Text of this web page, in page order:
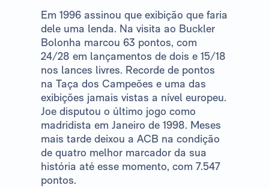
Em 1996 assinou que exibição que faria
dele uma lenda. Na visita ao Buckler
Bolonha marcou 63 pontos, com
24/28 em lançamentos de dois e 15/18
nos lances livres. Recorde de pontos
na Taça dos Campeões e uma das
exibições jamais vistas a nível europeu.
Joe disputou o último jogo como
madridista em Janeiro de 1998. Meses
mais tarde deixou a ACB na condição
de quatro melhor marcador da sua
história até esse momento, com 7.547
pontos.